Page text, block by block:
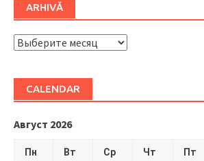
ARHIVĂ
ARHIVĂ
CALENDAR
Август 2026
Пн Вт Ср Чт Пт